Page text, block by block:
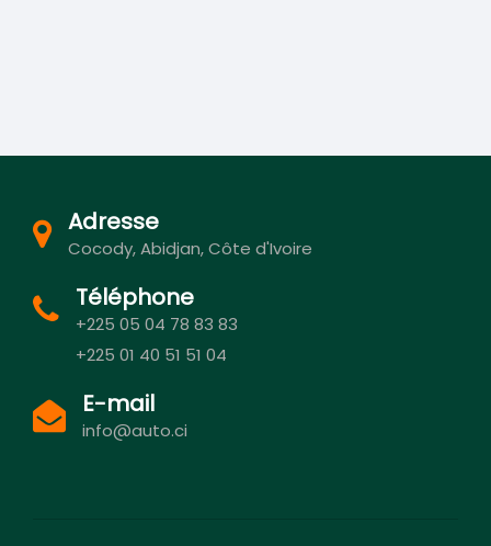
Adresse
Cocody, Abidjan, Côte d'Ivoire
Téléphone
+225 05 04 78 83 83
+225 01 40 51 51 04
E-mail
info@auto.ci